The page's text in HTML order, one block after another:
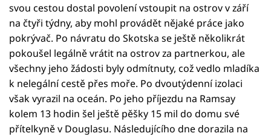
svou cestou dostal povolení vstoupit na ostrov v září
na čtyři týdny, aby mohl provádět nějaké práce jako
pokrývač. Po návratu do Skotska se ještě několikrát
pokoušel legálně vrátit na ostrov za partnerkou, ale
všechny jeho žádosti byly odmítnuty, což vedlo mladíka
k nelegální cestě přes moře. Po dvoutýdenní izolaci
však vyrazil na oceán. Po jeho příjezdu na Ramsay
kolem 13 hodin šel ještě pěšky 15 mil do domu své
přítelkyně v Douglasu. Následujícího dne dorazila na